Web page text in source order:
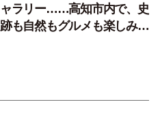
ャラリー……高知市内で、史
跡も自然もグルメも楽しみ尽